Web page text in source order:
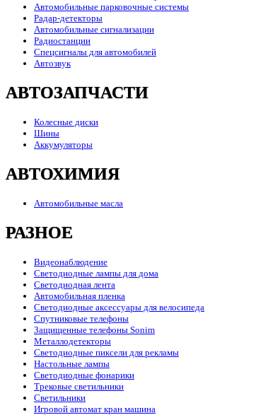
Автомобильные парковочные системы
Радар-детекторы
Автомобильные сигнализации
Радиостанции
Спецсигналы для автомобилей
Автозвук
АВТОЗАПЧАСТИ
Колесные диски
Шины
Аккумуляторы
АВТОХИМИЯ
Автомобильные масла
РАЗНОЕ
Видеонаблюдение
Светодиодные лампы для дома
Светодиодная лента
Автомобильная пленка
Светодиодные аксессуары для велосипеда
Спутниковые телефоны
Защищенные телефоны Sonim
Металлодетекторы
Светодиодные пиксели для рекламы
Настольные лампы
Светодиодные фонарики
Трековые светильники
Светильники
Игровой автомат кран машина